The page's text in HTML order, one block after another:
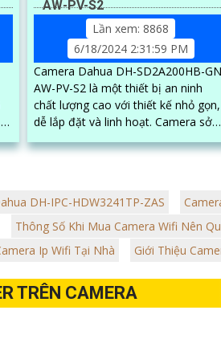
AW-PV-S2
Lần xem: 8868
6/18/2024 2:31:59 PM
Camera Dahua DH-SD2A200HB-
AW-PV-S2 là một thiết bị an ninh
chất lượng cao với thiết kế nhỏ gọn,
dễ lắp đặt và linh hoạt. Camera sở
phân giải...
DH-IPC-HDW3241TP-ZAS
Thông Số Khi Mua Camera Wifi Nên
Ip Wifi Tại Nhà Giới Thiệu
TRÊN CAMERA